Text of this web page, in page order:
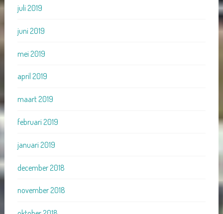
juli 2019
juni 2019
mei 2019
april 2019
maart 2019
februari 2019
januari 2019
december 2018
november 2018